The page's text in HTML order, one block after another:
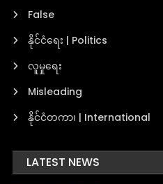
False
နိုင်ငံရေး | Politics
လူမှုရေး
Misleading
နိုင်ငံတကာ၊ | International
LATEST NEWS